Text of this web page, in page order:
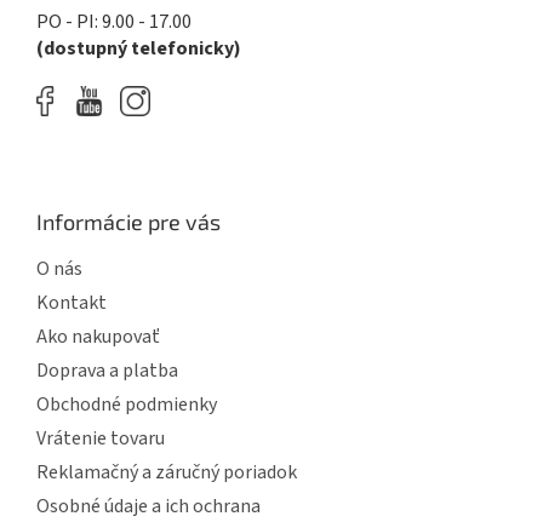
PO - PI: 9.00 - 17.00
(dostupný telefonicky)
Informácie pre vás
O nás
Kontakt
Ako nakupovať
Doprava a platba
Obchodné podmienky
Vrátenie tovaru
Reklamačný a záručný poriadok
Osobné údaje a ich ochrana